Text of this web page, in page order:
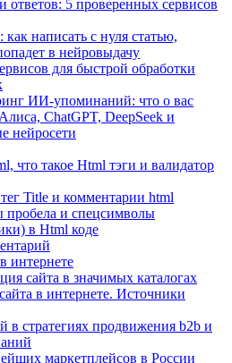
ответов: 5 проверенных сервисов
как написать с нуля статью,
в нейровыдачу
для быстрой обработки
ИИ-упоминаний: что о вас
ChatGPT, DeepSeek и
нейросети
что такое Html тэги и валидатор
Title и комментарии html
и спецсимволы
в Html коде
интернете
сайта в значимых каталогах
в интернете. Источники
в стратегиях продвижения b2b и
маркетплейсов в России